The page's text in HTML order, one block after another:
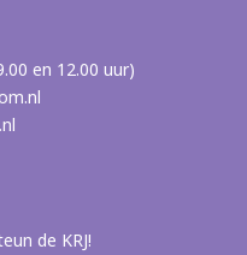
en 12.00 uur)
de KRJ!